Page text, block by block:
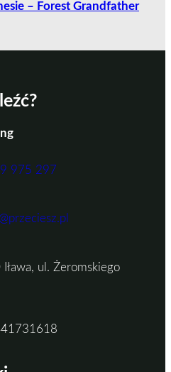
– Forest Grandfather
975 297
ul. Żeromskiego